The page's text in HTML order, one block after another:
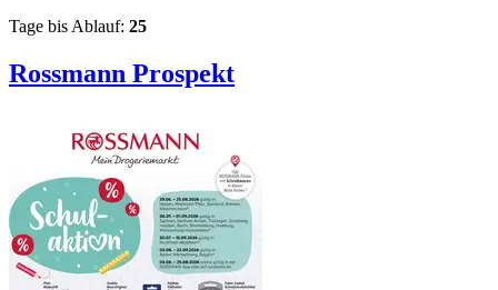
Tage bis Ablauf: 25
Rossmann Prospekt